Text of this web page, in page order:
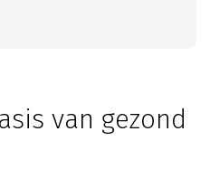
van gezond